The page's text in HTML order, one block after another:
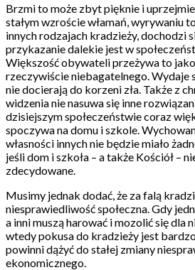
Brzmi to może zbyt pięknie i
stałym wzroście włamań, wyrywaniu
innych rodzajach kradzieży, dochodzi
przykazanie dalekie jest w
Większość obywateli przeżywa to
rzeczywiście niebagatelnego. Wydaje
nie docierają do korzeni zła. Także z
widzenia nie nasuwa się inne
dzisiejszym społeczeństwie coraz
spoczywa na domu i szkole.
własności innych nie będzie miało
jeśli dom i szkoła – a także Kościół –
zdecydowane.
Musimy jednak dodać, że za falą
niesprawiedliwość społeczna. Gdy
a inni muszą harować i mozolić się dla
wtedy pokusa do kradzieży jest
powinni dążyć do stałej zmiany
ekonomicznego.